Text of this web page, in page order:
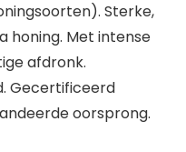
Sterke,
honing. Met intense
afdronk.
Gecertificeerd
oorsprong.